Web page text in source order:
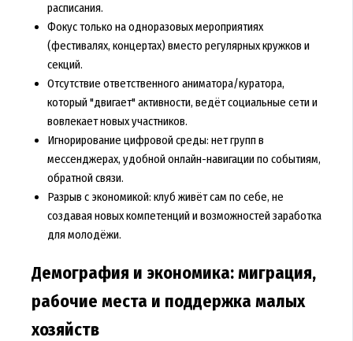
расписания.
Фокус только на одноразовых мероприятиях
(фестивалях, концертах) вместо регулярных кружков и
секций.
Отсутствие ответственного аниматора/куратора,
который "двигает" активности, ведёт социальные сети и
вовлекает новых участников.
Игнорирование цифровой среды: нет групп в
мессенджерах, удобной онлайн-навигации по событиям,
обратной связи.
Разрыв с экономикой: клуб живёт сам по себе, не
создавая новых компетенций и возможностей заработка
для молодёжи.
Демография и экономика: миграция,
рабочие места и поддержка малых
хозяйств